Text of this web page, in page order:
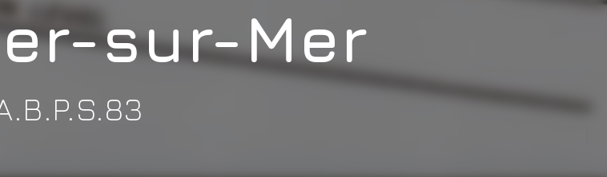
sur-Mer